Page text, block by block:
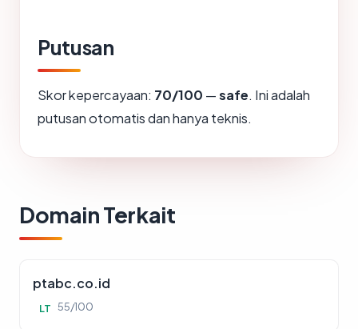
Putusan
Skor kepercayaan: 70/100 —safe. Ini adalah
putusan otomatis dan hanya teknis.
Domain Terkait
ptabc.co.id
LT 55/100